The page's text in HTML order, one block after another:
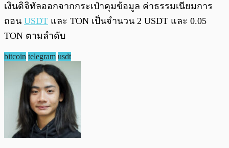
เงินดิจิทัลออกจากกระเป๋าคุมข้อมูล ค่าธรรมเนียมการ
ถอน USDT และ TON เป็นจำนวน 2 USDT และ 0.05
TON ตามลำดับ
bitcoin telegram usdt